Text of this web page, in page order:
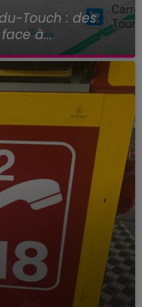
Touch : des
à...